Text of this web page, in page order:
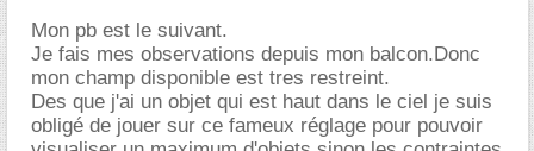
Mon pb est le suivant.
Je fais mes observations depuis mon balcon.Donc
mon champ disponible est tres restreint.
Des que j'ai un objet qui est haut dans le ciel je suis
obligé de jouer sur ce fameux réglage pour pouvoir